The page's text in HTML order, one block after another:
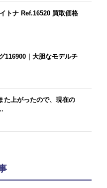
トナ Ref.16520 買取価格
116900｜大胆なモデルチ
た上がったので、現在の